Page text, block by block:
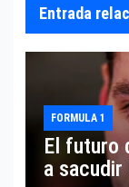
Entrada
FORMULA 1
El futuro
a